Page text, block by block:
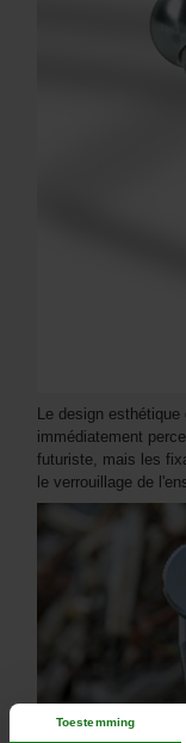
Toestemming
Le design
immédiatement
futuriste, mais les
le verrouillage de